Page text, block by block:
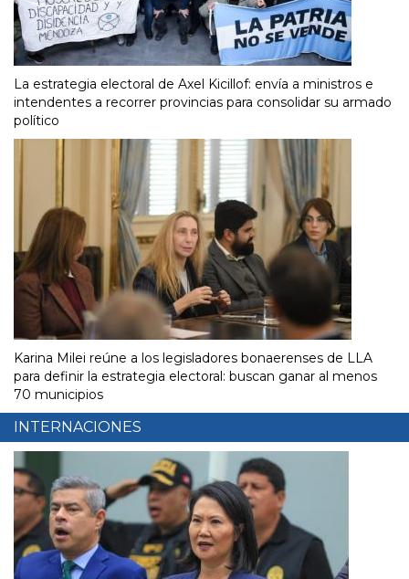
La estrategia electoral de Axel Kicillof: envía a ministros e
intendentes a recorrer provincias para consolidar su armado
político
Karina Milei reúne a los legisladores bonaerenses de LLA
para definir la estrategia electoral: buscan ganar al menos
70 municipios
INTERNACIONES